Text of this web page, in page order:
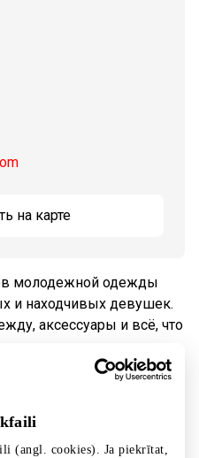
(angl. cookies). Ja piekrītat,
на карте
молодежной одежды
и находчивых девушек.
аксессуары и всё, что